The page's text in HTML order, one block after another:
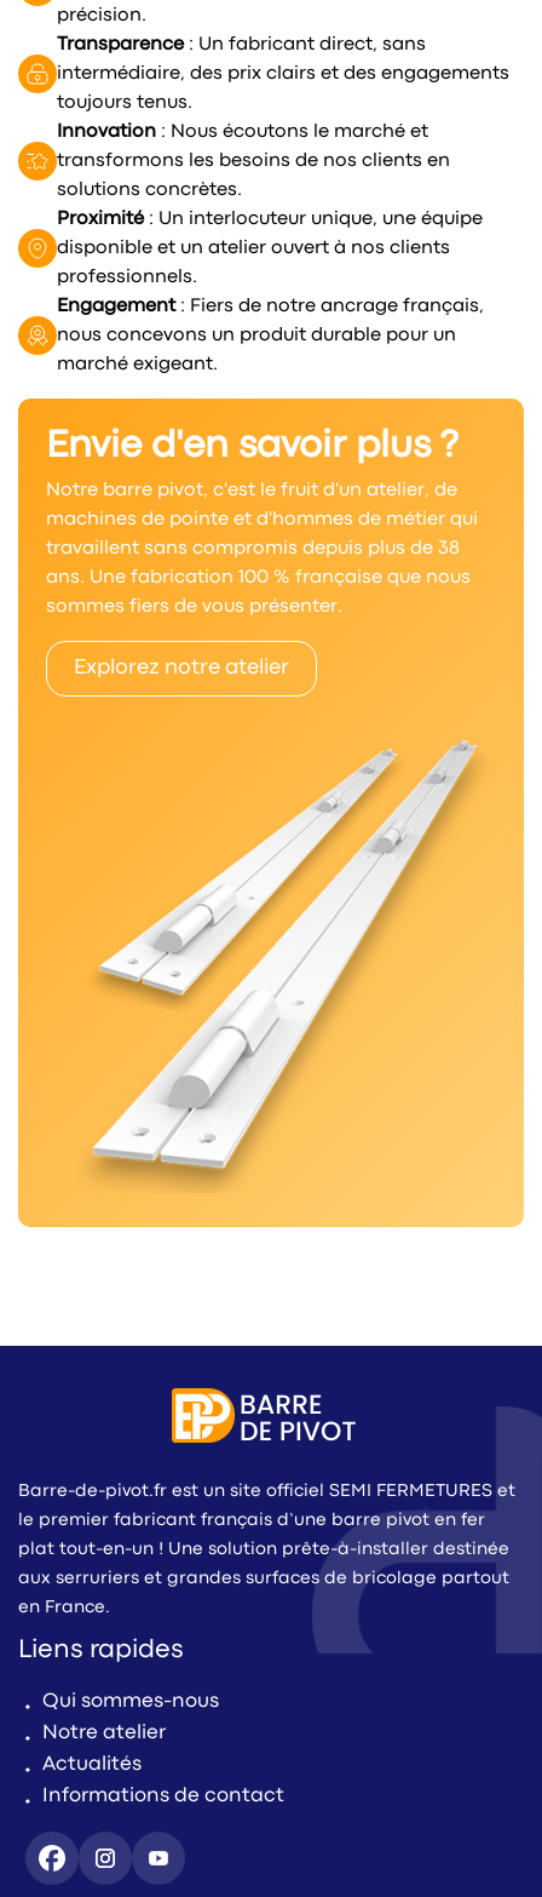
précision.
Transparence: Un fabricant direct, sans
intermédiaire, des prix clairs et des engagements
toujours tenus.
Innovation : Nous écoutons le marché et
transformons les besoins de nos clients en
solutions concrètes.
Proximité: Un interlocuteur unique, une équipe
disponible et un atelier ouvert à nos clients
professionnels.
Engagement: Fiers de notre ancrage français,
nous concevons un produit durable pour un
marché exigeant.
Envie d'en savoir plus ?
Notre barre pivot, c'est le fruit d'un atelier, de
machines de pointe et d'hommes de métier qui
travaillent sans compromis depuis plus de 38
ans. Une fabrication 100 % française que nous
sommes fiers de vous présenter.
Explorez notre atelier
Barre-de-pivot.fr est un site officiel SEMI FERMETURES et
le premier fabricant français d’une barre pivot en fer
plat tout-en-un ! Une solution prête-à-installer destinée
aux serruriers et grandes surfaces de bricolage partout
en France.
Liens rapides
Qui sommes-nous
Notre atelier
Actualités
Informations de contact